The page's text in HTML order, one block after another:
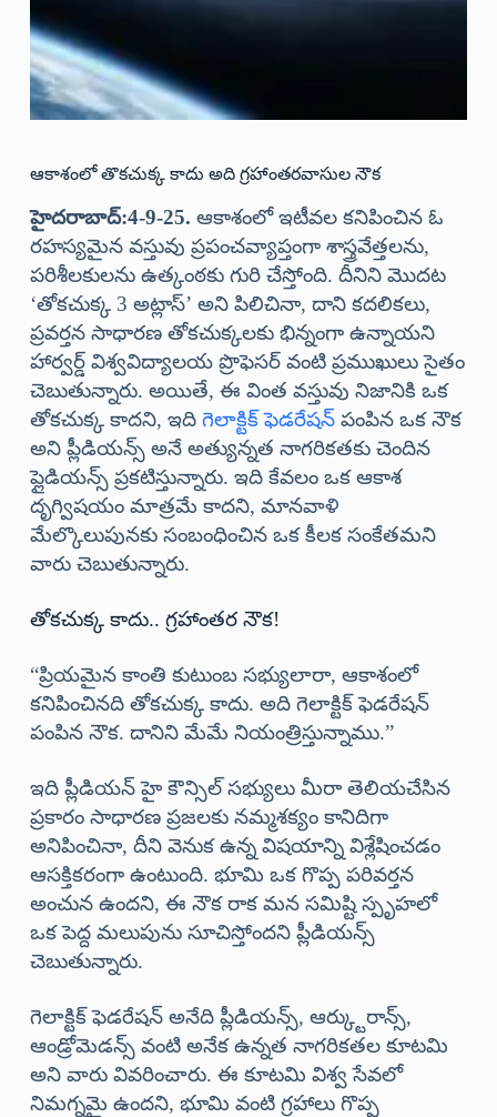
ఆకాశంలో తొకచుక్క కాదు అది గ్రహాంతరవాసుల నౌక
హైదరాబాద్:4-9-25. ఆకాశంలో ఇటీవల కనిపించిన ఓ
రహస్యమైన వస్తువు ప్రపంచవ్యాప్తంగా శాస్త్రవేత్తలను,
పరిశీలకులను ఉత్కంఠకు గురి చేస్తోంది. దీనిని మొదట
‘తోకచుక్క 3 అట్లాస్’ అని పిలిచినా, దాని కదలికలు,
ప్రవర్తన సాధారణ తోకచుక్కలకు భిన్నంగా ఉన్నాయని
హార్వర్డ్ విశ్వవిద్యాలయ ప్రొఫెసర్ వంటి ప్రముఖులు సైతం
చెబుతున్నారు. అయితే, ఈ వింత వస్తువు నిజానికి ఒక
తోకచుక్క కాదని, ఇది గెలాక్టిక్ ఫెడరేషన్పంపిన ఒక నౌక
అని ప్లీడియన్స్ అనే అత్యున్నత నాగరికతకు చెందిన
ప్లైడియన్స్ ప్రకటిస్తున్నారు. ఇది కేవలం ఒక ఆకాశ
దృగ్విషయం మాత్రమే కాదని, మానవాళి
మేల్కొలుపునకు సంబంధించిన ఒక కీలక సంకేతమని
వారు చెబుతున్నారు.
తోకచుక్క కాదు.. గ్రహాంతర నౌక!
“ప్రియమైన కాంతి కుటుంబ సభ్యులారా, ఆకాశంలో
కనిపించినది తోకచుక్క కాదు. అది గెలాక్టిక్ ఫెడరేషన్
పంపిన నౌక. దానిని మేమే నియంత్రిస్తున్నాము.”
ఇది ప్లీడియన్ హై కౌన్సిల్ సభ్యులు మీరా తెలియచేసిన
ప్రకారం సాధారణ ప్రజలకు నమ్మశక్యం కానిదిగా
అనిపించినా, దీని వెనుక ఉన్న విషయాన్ని విశ్లేషించడం
ఆసక్తికరంగా ఉంటుంది. భూమి ఒక గొప్ప పరివర్తన
అంచున ఉందని, ఈ నౌక రాక మన సమిష్టి స్పృహలో
ఒక పెద్ద మలుపును సూచిస్తోందని ప్లీడియన్స్
చెబుతున్నారు.
గెలాక్టిక్ ఫెడరేషన్ అనేది ప్లీడియన్స్, ఆర్క్టురాన్స్,
ఆండ్రోమెడన్స్ వంటి అనేక ఉన్నత నాగరికతల కూటమి
అని వారు వివరించారు. ఈ కూటమి విశ్వ సేవలో
నిమగ్నమై ఉందని, భూమి వంటి గ్రహాలు గొప్ప